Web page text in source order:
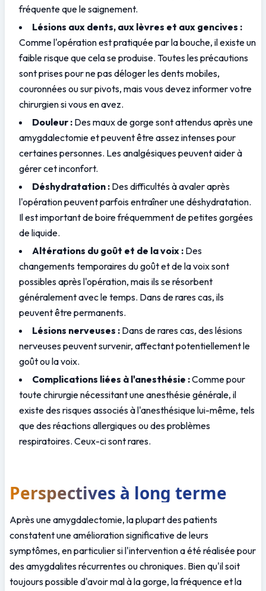
fréquente que le saignement.
Comme l'opération est pratiquée par la bouche, il existe un
faible risque que cela se produise. Toutes les précautions
sont prises pour ne pas déloger les dents mobiles,
couronnées ou sur pivots, mais vous devez informer votre
chirurgien si vous en avez.
Douleur : Des maux de gorge sont attendus après une
amygdalectomie et peuvent être assez intenses pour
certaines personnes. Les analgésiques peuvent aider à
gérer cet inconfort.
Déshydratation : Des difficultés à avaler après
l'opération peuvent parfois entraîner une déshydratation.
Il est important de boire fréquemment de petites gorgées
de liquide.
Altérations du goût et de la voix : Des
changements temporaires du goût et de la voix sont
possibles après l'opération, mais ils se résorbent
généralement avec le temps. Dans de rares cas, ils
peuvent être permanents.
Lésions nerveuses : Dans de rares cas, des lésions
nerveuses peuvent survenir, affectant potentiellement le
goût ou la voix.
Complications liées à l'anesthésie : Comme pour
toute chirurgie nécessitant une anesthésie générale, il
existe des risques associés à l'anesthésique lui-même, tels
que des réactions allergiques ou des problèmes
respiratoires. Ceux-ci sont rares.
Perspectives à long terme
Après une amygdalectomie, la plupart des patients
constatent une amélioration significative de leurs
symptômes, en particulier si l'intervention a été réalisée pour
des amygdalites récurrentes ou chroniques. Bien qu'il soit
toujours possible d'avoir mal à la gorge, la fréquence et la